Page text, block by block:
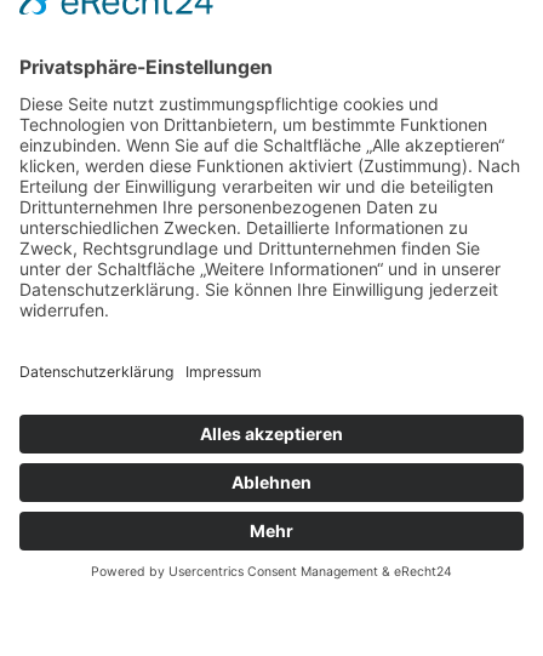
67489 Kirrweiler
Rechtliches
Impressum
Cookie-Einstellungen